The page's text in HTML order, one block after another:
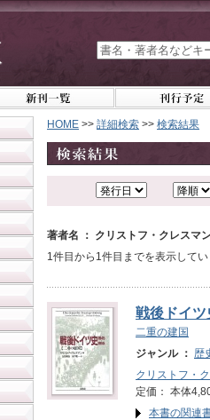
HOME >> 詳細検索 >> 検索結果
著者名 ： クリストフ・クレスマ
1件目から1件目までを表示して
戦後ドイ
二重の建国
ジャンル ： 歴
クリストフ・
定価： 本体
本書の関連